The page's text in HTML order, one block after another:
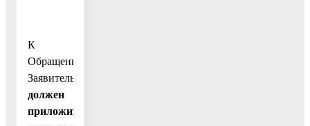
К
Обращению
Заявитель
должен
приложить